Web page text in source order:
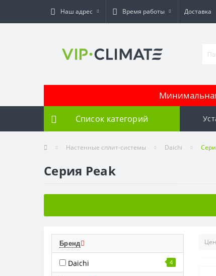
Наш адрес Время работы Доставка
Список категорий
Настенные сплит-системы Daichi
Серия Peak
Бренд
Daichi 4